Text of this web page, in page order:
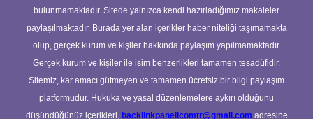
bulunmamaktadır. Sitede yalnızca kendi hazırladığımız makaleler
paylaşılmaktadır. Burada yer alan içerikler haber niteliği taşımamakta
olup, gerçek kurum ve kişiler hakkında paylaşım yapılmamaktadır.
Gerçek kurum ve kişiler ile isim benzerlikleri tamamen tesadüfidir.
Sitemiz, kar amacı gütmeyen ve tamamen ücretsiz bir bilgi paylaşım
platformudur. Hukuka ve yasal düzenlemelere aykırı olduğunu
düşündüğünüz içerikleri, backlinkpanelicomtr@gmail.com adresine